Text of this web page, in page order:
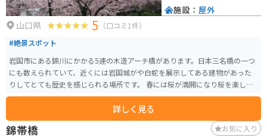
山口県 5 （口コミ1件）
#絶景スポット
岩国市にある錦川にかかる5連の木造アーチ橋があります。日本三名橋の一つ
にも数えられていて、近くには岩国城がや白蛇を展示してある建物があった
りしてとても歴史を感じられる場所です。 春には桜が満開になり桜を楽しみ
ながら散策もでき、国内外から多くの人が訪れます。たくさんの車が止められ
る駐車場が整備してあり、近くまで車で行くことができます。年中楽しめる
場所なのでぜひオススメです。
詳しく見る
施設： 屋外
錦帯橋 お気に入り